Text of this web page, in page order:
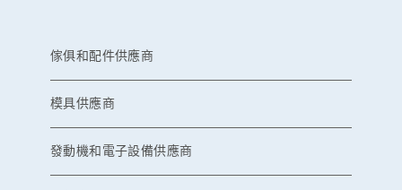
傢俱和配件供應商
模具供應商
發動機和電子設備供應商